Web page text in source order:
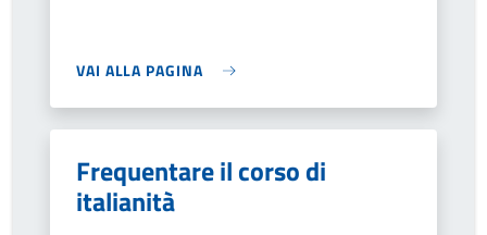
VAI ALLA PAGINA
Frequentare il corso di
italianità